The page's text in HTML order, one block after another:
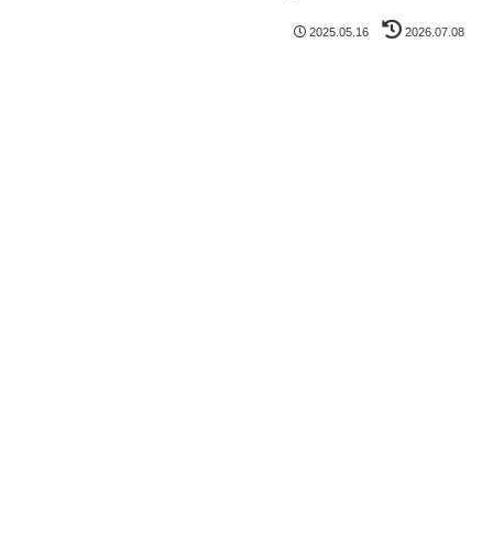
2025.05.16 2026.07.08